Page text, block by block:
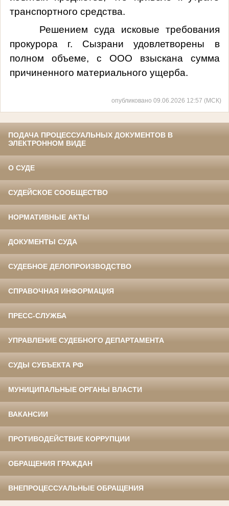
транспортного средства.
Решением суда исковые требования
прокурора г. Сызрани удовлетворены в
полном объеме, с ООО взыскана сумма
причиненного материального ущерба.
опубликовано 09.06.2026 12:57 (МСК)
ПОДАЧА ПРОЦЕССУАЛЬНЫХ ДОКУМЕНТОВ В
ЭЛЕКТРОННОМ ВИДЕ
О СУДЕ
СУДЕЙСКОЕ СООБЩЕСТВО
НОРМАТИВНЫЕ АКТЫ
ДОКУМЕНТЫ СУДА
СУДЕБНОЕ ДЕЛОПРОИЗВОДСТВО
СПРАВОЧНАЯ ИНФОРМАЦИЯ
ПРЕСС-СЛУЖБА
УПРАВЛЕНИЕ СУДЕБНОГО ДЕПАРТАМЕНТА
СУДЫ СУБЪЕКТА РФ
МУНИЦИПАЛЬНЫЕ ОРГАНЫ ВЛАСТИ
ВАКАНСИИ
ПРОТИВОДЕЙСТВИЕ КОРРУПЦИИ
ОБРАЩЕНИЯ ГРАЖДАН
ВНЕПРОЦЕССУАЛЬНЫЕ ОБРАЩЕНИЯ